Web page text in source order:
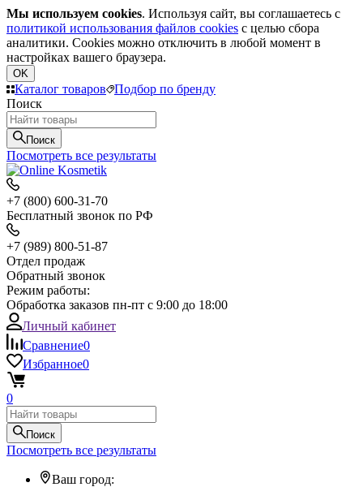
Мы используем cookies. Используя сайт, вы соглашаетесь с
политикой использования файлов cookies с целью сбора
аналитики. Cookies можно отключить в любой момент в
настройках вашего браузера.
OK
Каталог товаров
Подбор по бренду
Поиск
Поиск
Посмотреть все результаты
+7 (800) 600-31-70
Бесплатный звонок по РФ
+7 (989) 800-51-87
Отдел продаж
Обратный звонок
Режим работы:
Обработка заказов пн-пт с 9:00 до 18:00
Личный кабинет
Сравнение0
Избранное0
0
Поиск
Посмотреть все результаты
Ваш город: